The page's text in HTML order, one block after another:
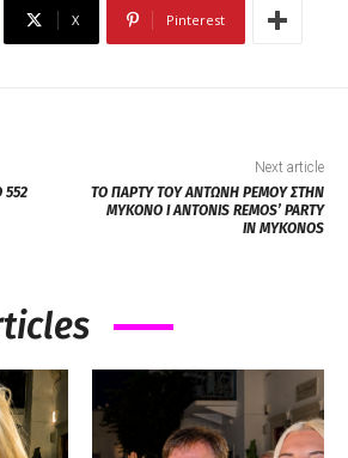
X Pinterest
552
Next article
ΤΟ ΠΑΡΤΥ ΤΟΥ ΑΝΤΩΝΗ ΡΕΜΟΥ ΣΤΗΝ
ΜΥΚΟΝΟ I ANTONIS REMOS’ PARTY
IN MYKONOS